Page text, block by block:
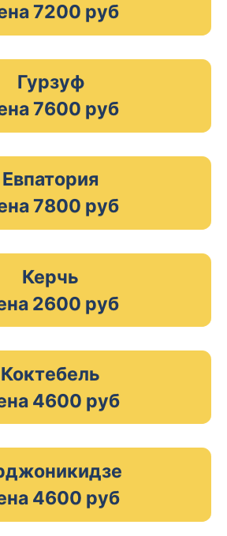
7200 руб
Гурзуф
7600 руб
Евпатория
7800 руб
Керчь
2600 руб
Коктебель
4600 руб
4600 руб